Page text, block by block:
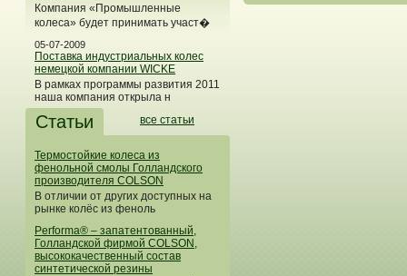
Компания «Промышленные
колеса» будет принимать участ�
05-07-2009
Поставка индустриальных колес
немецкой компании WICKE
В рамках программы развития 2011
наша компания открыла н
Статьи все статьи
Термостойкие колеса из
фенольной смолы Голландского
производителя COLSON
В отличии от других доступных на
рынке колёс из феноль
Performa® – запатентованный,
Голландской фирмой COLSON,
высококачественный состав
синтетической резины